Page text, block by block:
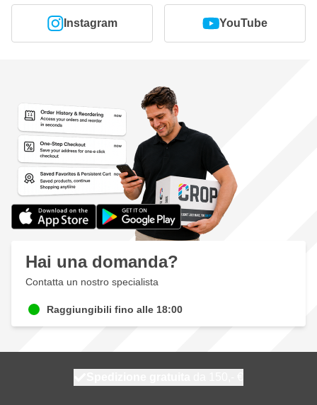
Instagram YouTube
Hai una domanda?
Contatta un nostro specialista
Raggiungibili fino alle 18:00